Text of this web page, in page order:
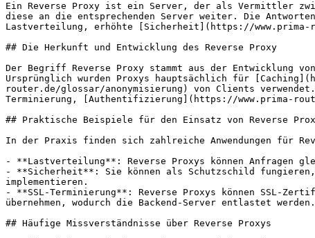
Ein Reverse Proxy ist ein Server, der als Vermittler
diese an die entsprechenden Server weiter. Die
Lastverteilung, erhöhte [Sicherheit](https://www.prima-
## Die Herkunft und Entwicklung des Reverse Proxy
Der Begriff Reverse Proxy stammt aus der Entwicklung
Ursprünglich wurden Proxys hauptsächlich für
router.de/glossar/anonymisierung) von Clients
Terminierung, [Authentifizierung](https://www.prima-
## Praktische Beispiele für den Einsatz von Reverse
In der Praxis finden sich zahlreiche Anwendungen für
- **Lastverteilung**: Reverse Proxys können Anfragen
- **Sicherheit**: Sie können als Schutzschild fungieren,
implementieren.
- **SSL-Terminierung**: Reverse Proxys können SSL-
übernehmen, wodurch die Backend-Server entlastet werden.
## Häufige Missverständnisse über Reverse Proxys